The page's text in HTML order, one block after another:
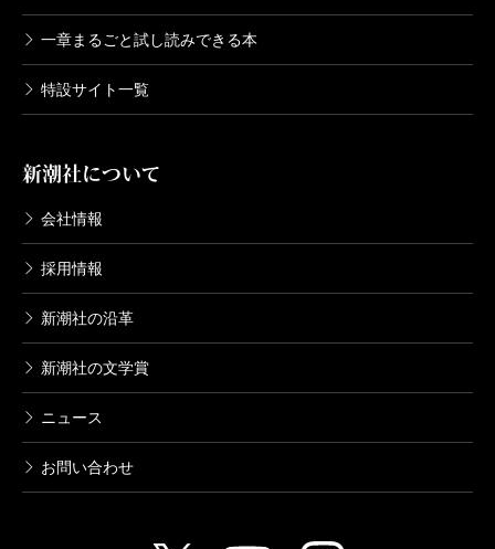
一章まるごと試し読みできる本
特設サイト一覧
新潮社について
会社情報
採用情報
新潮社の沿革
新潮社の文学賞
ニュース
お問い合わせ